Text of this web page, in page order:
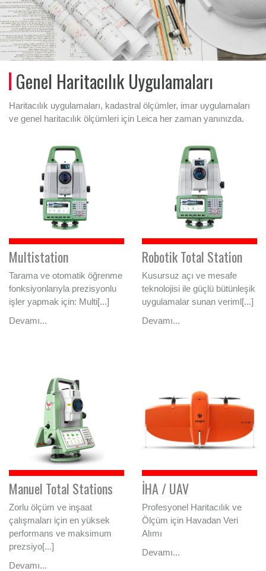
Genel Haritacılık Uygulamaları
Haritacılık uygulamaları, kadastral ölçümler, imar uygulamaları
ve genel haritacılık ölçümleri için Leica her zaman yanınızda.
Multistation
Tarama ve otomatik öğrenme
fonksiyonlarıyla prezisyonlu
işler yapmak için: Multi[...]
Devamı...
Robotik Total Station
Kusursuz açı ve mesafe
teknolojisi ile güçlü bütünleşik
uygulamalar sunan veriml[...]
Devamı...
Manuel Total Stations
Zorlu ölçüm ve inşaat
çalışmaları için en yüksek
performans ve maksimum
prezsiyo[...]
Devamı...
İHA / UAV
Profesyonel Haritacılık ve
Ölçüm için Havadan Veri
Alımı
Devamı...